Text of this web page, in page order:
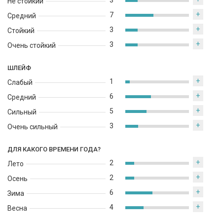
Средний
Стойкий
Очень стойкий
7 +
3 +
3 +
ШЛЕЙФ
Слабый
Средний
Сильный
Очень сильный
1 +
6 +
5 +
3 +
ДЛЯ КАКОГО ВРЕМЕНИ ГОДА?
Лето
Осень
Зима
Весна
2 +
2 +
6 +
4 +